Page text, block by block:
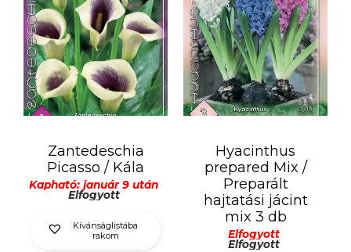
Zantedeschia
Picasso / Kála
Kapható: január 9 után
Elfogyott
Kívánságlistába
rakom
Hyacinthus
prepared Mix /
Preparált
hajtatási jácint
mix 3 db
Elfogyott
Elfogyott